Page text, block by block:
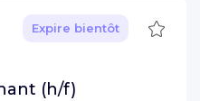
Expire bientôt
(h/f)